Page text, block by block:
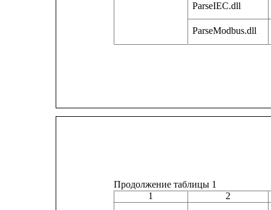
ParseIEC.dll
ParseModbus.dll
Продолжение таблицы 1
1
2